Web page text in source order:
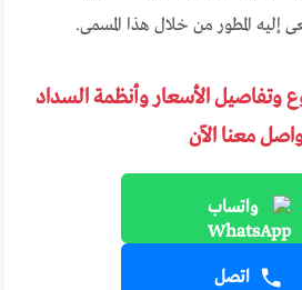
وتفاصيل الأسعار وأنظمة السداد
معنا الآن
واتساب
اتصل